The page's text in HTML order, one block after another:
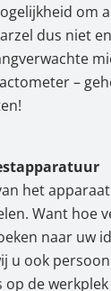
om
dus niet
–
het
Want hoe
naar uw
u ook
op de